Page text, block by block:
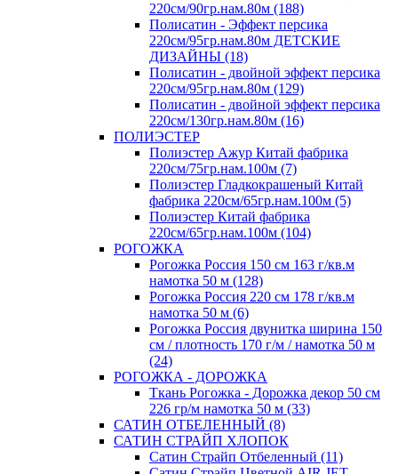
220см/90гр.нам.80м (188)
Полисатин - Эффект персика
220см/95гр.нам.80м ДЕТСКИЕ
ДИЗАЙНЫ (18)
Полисатин - двойной эффект персика
220см/95гр.нам.80м (129)
Полисатин - двойной эффект персика
220см/130гр.нам.80м (16)
ПОЛИЭСТЕР
Полиэстер Ажур Китай фабрика
220см/75гр.нам.100м (7)
Полиэстер Гладкокрашеный Китай
фабрика 220см/65гр.нам.100м (5)
Полиэстер Китай фабрика
220см/65гр.нам.100м (104)
РОГОЖКА
Рогожка Россия 150 см 163 г/кв.м
намотка 50 м (128)
Рогожка Россия 220 см 178 г/кв.м
намотка 50 м (6)
Рогожка Россия двунитка ширина 150
см / плотность 170 г/м / намотка 50 м
(24)
РОГОЖКА - ДОРОЖКА
Ткань Рогожка - Дорожка декор 50 см
226 гр/м намотка 50 м (33)
САТИН ОТБЕЛЕННЫЙ (8)
САТИН СТРАЙП ХЛОПОК
Сатин Страйп Отбеленный (11)